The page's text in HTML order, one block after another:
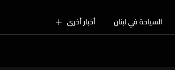
السياحة في لبنان أخبار أخرى